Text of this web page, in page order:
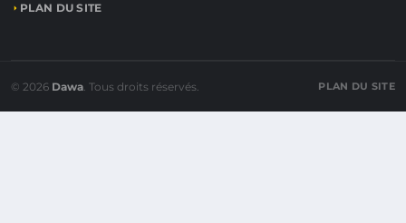
PLAN DU SITE
© 2026 Dawa. Tous droits réservés. PLAN DU SITE